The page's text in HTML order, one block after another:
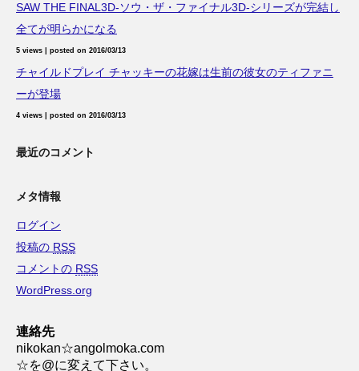
SAW THE FINAL3D-ソウ・ザ・ファイナル3D-シリーズが完結し
全てが明らかになる
5 views posted on 2016/03/13
チャイルドプレイ チャッキーの花嫁は生前の彼女のティファニ
ーが登場
4 views posted on 2016/03/13
最近のコメント
メタ情報
ログイン
投稿の RSS
コメントの RSS
WordPress.org
連絡先
nikokan☆angolmoka.com
☆を@に変えて下さい。